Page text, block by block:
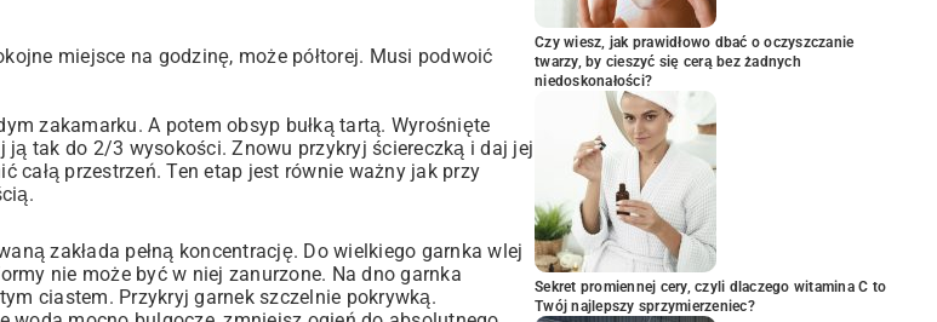
miejsce na godzinę, może półtorej. Musi podwoić
zakamarku. A potem obsyp bułką tartą. Wyrośnięte
ją tak do 2/3 wysokości. Znowu przykryj ściereczką i daj jej
całą przestrzeń. Ten etap jest równie ważny jak przy
zakłada pełną koncentrację. Do wielkiego garnka wlej
nie może być w niej zanurzone. Na dno garnka
ciastem. Przykryj garnek szczelnie pokrywką.
Czy wiesz, jak prawidłowo dbać o oczyszczanie
twarzy, by cieszyć się cerą bez żadnych
niedoskonałości?
Sekret promiennej cery, czyli dlaczego witamina C to
Twój najlepszy sprzymierzeniec?